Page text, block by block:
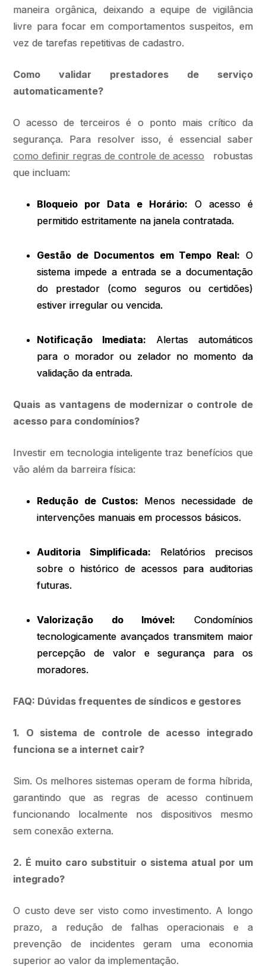
maneira orgânica, deixando a equipe de vigilância
livre para focar em comportamentos suspeitos, em
vez de tarefas repetitivas de cadastro.
Como validar prestadores de serviço
automaticamente?
O acesso de terceiros é o ponto mais crítico da
segurança. Para resolver isso, é essencial saber
como definir regras de controle de acesso robustas
que incluam:
Bloqueio por Data e Horário: O acesso é
permitido estritamente na janela contratada.
Gestão de Documentos em Tempo Real: O
sistema impede a entrada se a documentação
do prestador (como seguros ou certidões)
estiver irregular ou vencida.
Notificação Imediata: Alertas automáticos
para o morador ou zelador no momento da
validação da entrada.
Quais as vantagens de modernizar o controle de
acesso para condomínios?
Investir em tecnologia inteligente traz benefícios que
vão além da barreira física:
Redução de Custos: Menos necessidade de
intervenções manuais em processos básicos.
Auditoria Simplificada: Relatórios precisos
sobre o histórico de acessos para auditorias
futuras.
Valorização do Imóvel: Condomínios
tecnologicamente avançados transmitem maior
percepção de valor e segurança para os
moradores.
FAQ: Dúvidas frequentes de síndicos e gestores
1. O sistema de controle de acesso integrado
funciona se a internet cair?
Sim. Os melhores sistemas operam de forma híbrida,
garantindo que as regras de acesso continuem
funcionando localmente nos dispositivos mesmo
sem conexão externa.
2. É muito caro substituir o sistema atual por um
integrado?
O custo deve ser visto como investimento. A longo
prazo, a redução de falhas operacionais e a
prevenção de incidentes geram uma economia
superior ao valor da implementação.